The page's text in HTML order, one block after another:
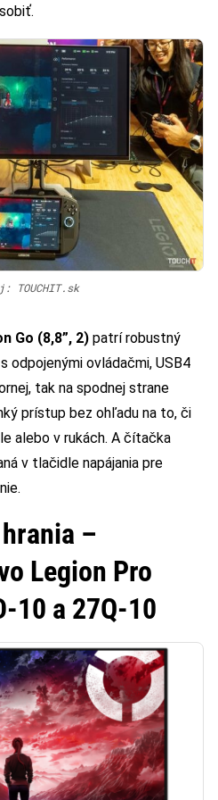
TOUCHIT.sk
Go (8,8”, 2) patrí robustný
odpojenými ovládačmi, USB4
tak na spodnej strane
prístup bez ohľadu na to, či
alebo v rukách. A čítačka
v tlačidle napájania pre
–
Legion Pro
10 a 27Q-10